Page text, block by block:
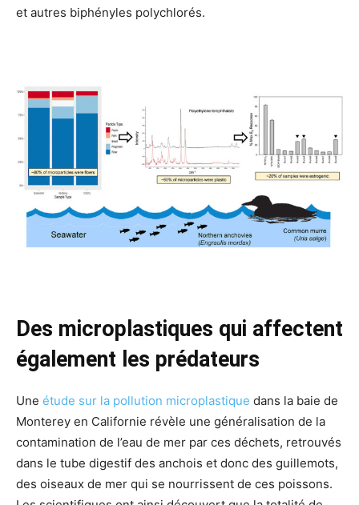
et autres biphényles polychlorés.
Des microplastiques qui affectent
également les prédateurs
Une étude sur la pollution microplastique dans la baie de
Monterey en Californie révèle une généralisation de la
contamination de l’eau de mer par ces déchets, retrouvés
dans le tube digestif des anchois et donc des guillemots,
des oiseaux de mer qui se nourrissent de ces poissons.